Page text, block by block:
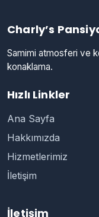
Charly’s
Samimi atmosferi ve
konaklama.
Hızlı Linkler
Ana Sayfa
Hakkımızda
Hizmetlerimiz
İletişim
İletişim